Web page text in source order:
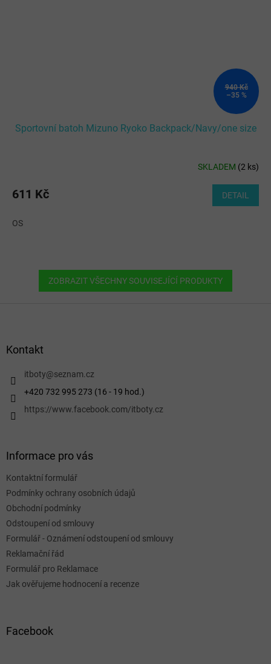
940 Kč
–35 %
Sportovní batoh Mizuno Ryoko Backpack/Navy/one size
SKLADEM (2 ks)
611 Kč DETAIL
OS
ZOBRAZIT VŠECHNY SOUVISEJÍCÍ PRODUKTY
Kontakt
itboty@seznam.cz
+420 732 995 273 (16 - 19 hod.)
https://www.facebook.com/itboty.cz
Informace pro vás
Kontaktní formulář
Podmínky ochrany osobních údajů
Obchodní podmínky
Odstoupení od smlouvy
Formulář - Oznámení odstoupení od smlouvy
Reklamační řád
Formulář pro Reklamace
Jak ověřujeme hodnocení a recenze
Facebook